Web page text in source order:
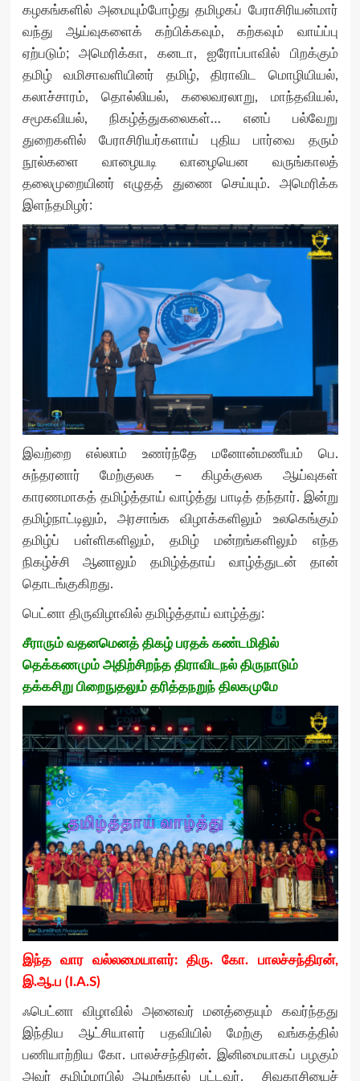
கழகங்களில் அமையும்போழ்து தமிழகப் பேராசிரியன்மார்
வந்து ஆய்வுகளைக் கற்பிக்கவும், கற்கவும் வாய்ப்பு
ஏற்படும்; அமெரிக்கா, கனடா, ஐரோப்பாவில் பிறக்கும்
தமிழ் வமிசாவளியினர் தமிழ், திராவிட மொழியியல்,
கலாச்சாரம், தொல்லியல், கலைவரலாறு, மாந்தவியல்,
சமூகவியல், நிகழ்த்துகலைகள்… எனப் பல்வேறு
துறைகளில் பேராசிரியர்களாய் புதிய பார்வை தரும்
நூல்களை வாழையடி வாழையென வருங்காலத்
தலைமுறையினர் எழுதத் துணை செய்யும். அமெரிக்க
இளந்தமிழர்:
இவற்றை எல்லாம் உணர்ந்தே மனோன்மணீயம் பெ.
சுந்தரனார் மேற்குலக – கிழக்குலக ஆய்வுகள்
காரணமாகத் தமிழ்த்தாய் வாழ்த்து பாடித் தந்தார். இன்று
தமிழ்நாட்டிலும், அரசாங்க விழாக்களிலும் உலகெங்கும்
தமிழ்ப் பள்ளிகளிலும், தமிழ் மன்றங்களிலும் எந்த
நிகழ்ச்சி ஆனாலும் தமிழ்த்தாய் வாழ்த்துடன் தான்
தொடங்குகிறது.
பெட்னா திருவிழாவில் தமிழ்த்தாய் வாழ்த்து:
சீராரும் வதனமெனத் திகழ் பரதக் கண்டமிதில்
தெக்கணமும் அதிற்சிறந்த திராவிடநல் திருநாடும்
தக்கசிறு பிறைநுதலும் தரித்தநறுந் திலகமுமே
இந்த வார வல்லமையாளர்: திரு. கோ. பாலச்சந்திரன்,
இ.ஆ.ப (I.A.S)
ஃபெட்னா விழாவில் அனைவர் மனத்தையும் கவர்ந்தது
இந்திய ஆட்சியாளர் பதவியில் மேற்கு வங்கத்தில்
பணியாற்றிய கோ. பாலச்சந்திரன். இனிமையாகப் பழகும்
அவர் தமிழ்மரபில் ஆழங்கால் பட்டவர். சிவகாசியைச்